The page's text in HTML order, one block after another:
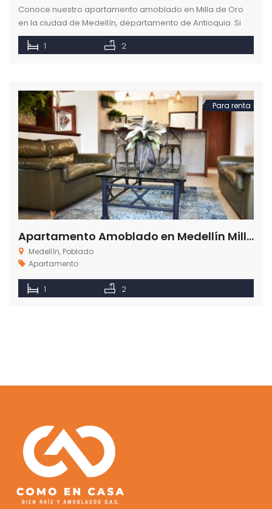
Conoce nuestro apartamento amoblado en Milla de Oro
en la ciudad de Medellín, departamento de Antioquia. Si
vienes a Medellín, siéntete como en casa.
1 2
Para renta
Apartamento Amoblado en Medellín Milla de Oro
Medellín, Poblado
Apartamento
1 2